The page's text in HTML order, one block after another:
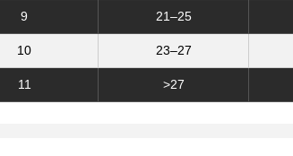
9 21–25
10 23–27
11 >27